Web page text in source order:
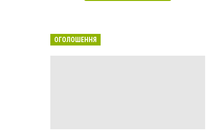
ОГОЛОШЕННЯ